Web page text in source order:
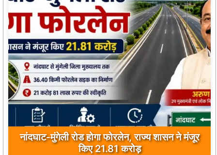
पूजा-पाठ के बाद वृद्ध ने मंदिर परिसर में दी जान, फांसी के
फंदे पर मिला शव